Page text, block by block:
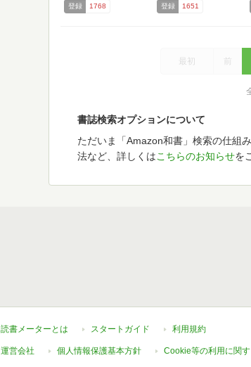
登録 1768 登録 1651
最初 前
書誌検索オプションについて
ただいま「Amazon和書」検索の仕組
法など、詳しくはこちらのお知らせを
読書メーターとは スタートガイド 利用規約
運営会社 個人情報保護基本方針 Cookie等の利用に関